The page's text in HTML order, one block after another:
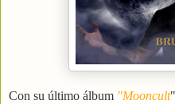
Con su último álbum "Mooncult